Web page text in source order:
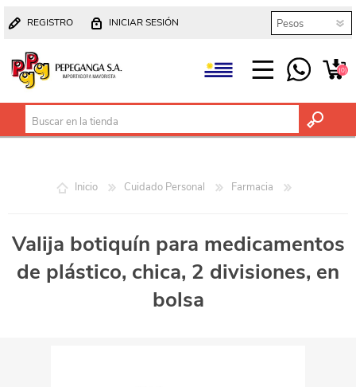
REGISTRO INICIAR SESIÓN
(0)
Inicio Cuidado Personal Farmacia
Valija botiquín para medicamentos
de plástico, chica, 2 divisiones, en
bolsa